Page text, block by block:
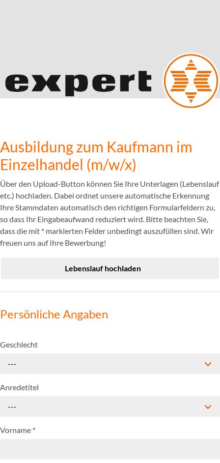
Ausbildung zum Kaufmann im
Einzelhandel (m/w/x)
Über den Upload-Button können Sie Ihre Unterlagen (Lebenslauf
etc.) hochladen. Dabei ordnet unsere automatische Erkennung
Ihre Stammdaten automatisch den richtigen Formularfeldern zu,
so dass Ihr Eingabeaufwand reduziert wird. Bitte beachten Sie,
dass die mit * markierten Felder unbedingt auszufüllen sind. Wir
freuen uns auf Ihre Bewerbung!
Lebenslauf hochladen
Persönliche Angaben
Geschlecht
---
Anredetitel
---
Vorname *